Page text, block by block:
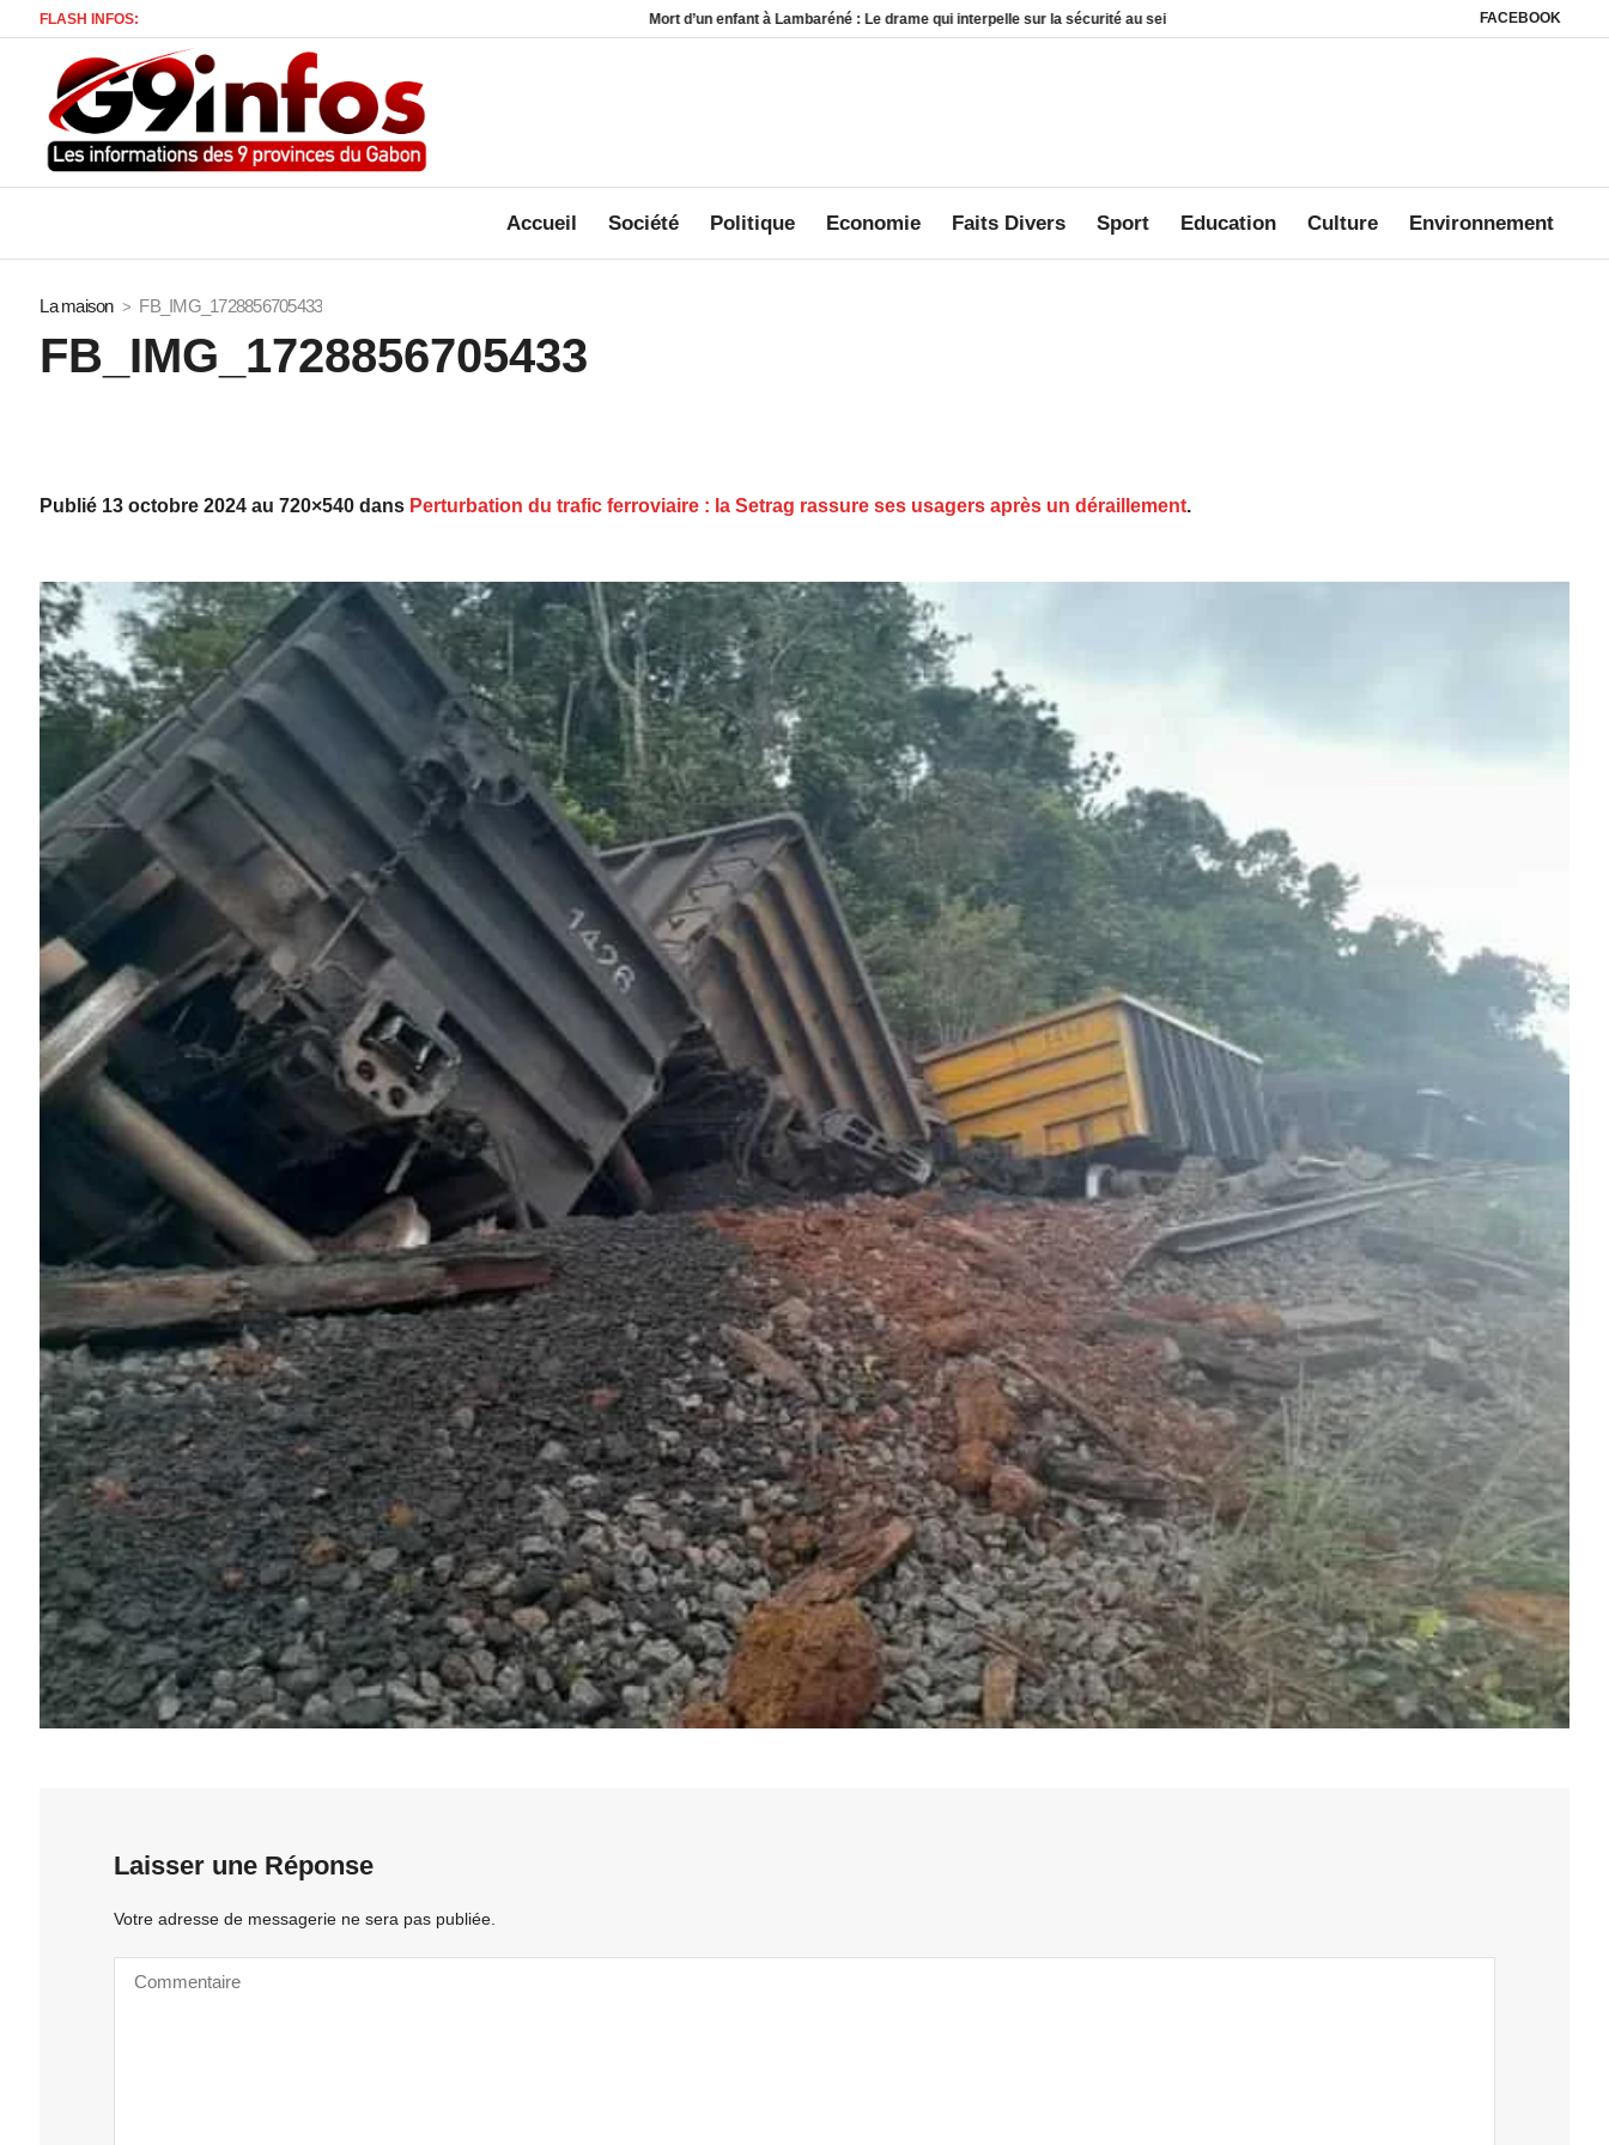
FACEBOOK
FLASH INFOS: Mort d’un enfant à Lambaréné : Le drame qui interpelle sur la sécurité au sein des foyers Affaire Mbanié : Ali Akbar Onanga Y’Obegue estime que le Gabon
Accueil Société Politique Economie Faits Divers Sport Education Culture Environnement
La maison FB_IMG_1728856705433
FB_IMG_1728856705433
Publié 13 octobre 2024 au 720×540 dans Perturbation du trafic ferroviaire : la Setrag rassure ses usagers après un déraillement.
Laisser une Réponse
Votre adresse de messagerie ne sera pas publiée.